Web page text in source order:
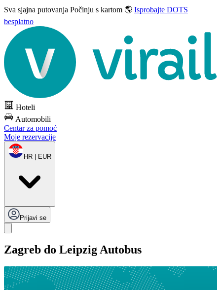
Sva sjajna putovanja Počinju s kartom 🌎 Isprobajte DOTS
besplatno
Hoteli
Automobili
Centar za pomoć
Moje rezervacije
HR | EUR
Prijavi se
Zagreb do Leipzig Autobus